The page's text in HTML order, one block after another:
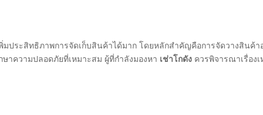
ประสิทธิภาพการจัดเก็บสินค้าได้มาก โดยหลักสำคัญคือการจัดวางสินค้า
าความปลอดภัยที่เหมาะสม ผู้ที่กำลังมองหา เช่าโกดัง ควรพิจารณาเรื่อง